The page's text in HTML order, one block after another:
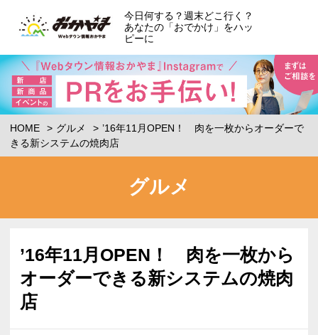
今日何する？週末どこ行く？
あなたの「おでかけ」をハッ
ピーに
HOME グルメ
’16年11月OPEN！ 肉を一枚からオーダーで
きる新システムの焼肉店
グルメ
’16年11月OPEN！ 肉を一枚から
オーダーできる新システムの焼肉
店